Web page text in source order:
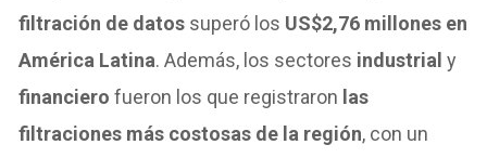
filtración de datos superó los US$2,76 millones en
América Latina. Además, los sectores industrial y
financiero fueron los que registraron las
filtraciones más costosas de la región, con un